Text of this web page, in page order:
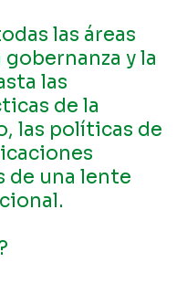
las áreas
y la
las
de la
las políticas de
de una lente